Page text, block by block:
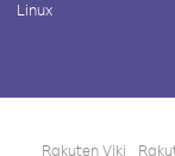
Linux
Rakuten Viki